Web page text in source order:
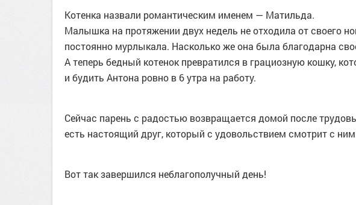
Котенка назвали романтическим именем — Матильда.
Малышка на протяжении двух недель не отходила от своего
постоянно мурлыкала. Насколько же она была благодарна
А теперь бедный котенок превратился в грациозную кошку,
и будить Антона ровно в 6 утра на работу.
Сейчас парень с радостью возвращается домой после
есть настоящий друг, который с удовольствием смотрит с
Вот так завершился неблагополучный день!